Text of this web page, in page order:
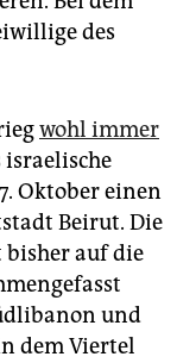
des
wohl immer
israelische
Oktober einen
Beirut. Die
auf die
und
dem Viertel